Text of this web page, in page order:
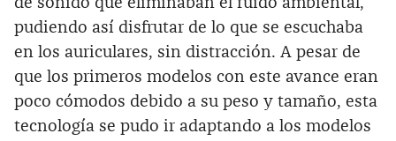
pudiendo así disfrutar de lo que se escuchaba
en los auriculares, sin distracción. A pesar de
que los primeros modelos con este avance eran
poco cómodos debido a su peso y tamaño, esta
tecnología se pudo ir adaptando a los modelos